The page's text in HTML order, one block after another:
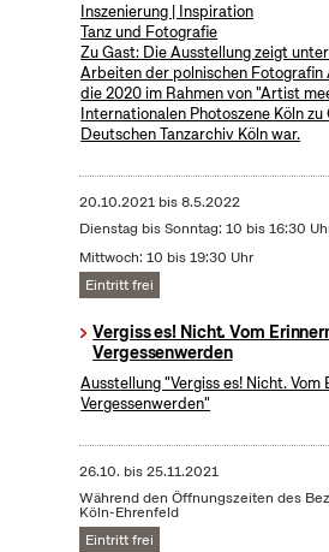
Inszenierung | Inspiration
Tanz und Fotografie
Zu Gast: Die Ausstellung zeigt
Arbeiten der polnischen Fotografin
die 2020 im Rahmen von "Artist
Internationalen Photoszene Köln zu
Deutschen Tanzarchiv Köln war.
20.10.2021bis8.5.2022
Dienstag bis Sonntag: 10 bis 16:30
Mittwoch: 10 bis 19:30 Uhr
Eintritt frei
Vergiss es! Nicht. Vom
Vergessenwerden
Ausstellung "Vergiss es! Nicht. Vom
Vergessenwerden"
26.10. bis25.11.2021
Während den Öffnungszeiten des
Köln-Ehrenfeld
Eintritt frei